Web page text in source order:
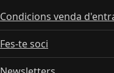
Condicions venda
Fes-te soci